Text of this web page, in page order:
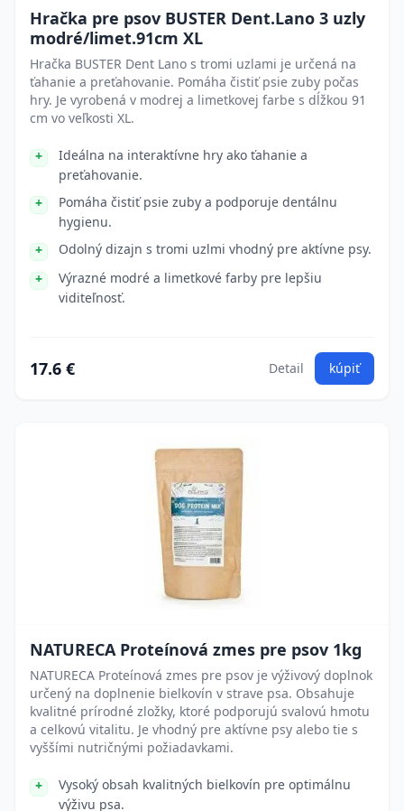
Hračka pre psov BUSTER Dent.Lano 3 uzly
modré/limet.91cm XL
Hračka BUSTER Dent Lano s tromi uzlami je určená na
ťahanie a preťahovanie. Pomáha čistiť psie zuby počas
hry. Je vyrobená v modrej a limetkovej farbe s dĺžkou 91
cm vo veľkosti XL.
Ideálna na interaktívne hry ako ťahanie a
preťahovanie.
Pomáha čistiť psie zuby a podporuje dentálnu
hygienu.
Odolný dizajn s tromi uzlmi vhodný pre aktívne psy.
Výrazné modré a limetkové farby pre lepšiu
viditeľnosť.
17.6 € Detail kúpiť
NATURECA Proteínová zmes pre psov 1kg
NATURECA Proteínová zmes pre psov je výživový doplnok
určený na doplnenie bielkovín v strave psa. Obsahuje
kvalitné prírodné zložky, ktoré podporujú svalovú hmotu
a celkovú vitalitu. Je vhodný pre aktívne psy alebo tie s
vyššími nutričnými požiadavkami.
Vysoký obsah kvalitných bielkovín pre optimálnu
výživu psa.